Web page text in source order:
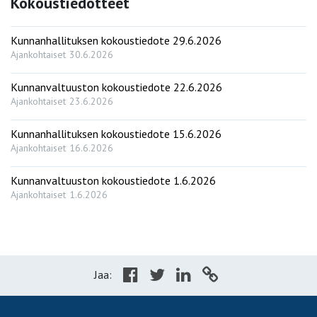
Kunnanhallituksen kokoustiedote 29.6.2026
Ajankohtaiset 30.6.2026
Kunnanvaltuuston kokoustiedote 22.6.2026
Ajankohtaiset 23.6.2026
Kunnanhallituksen kokoustiedote 15.6.2026
Ajankohtaiset 16.6.2026
Kunnanvaltuuston kokoustiedote 1.6.2026
Ajankohtaiset 1.6.2026
Jaa: